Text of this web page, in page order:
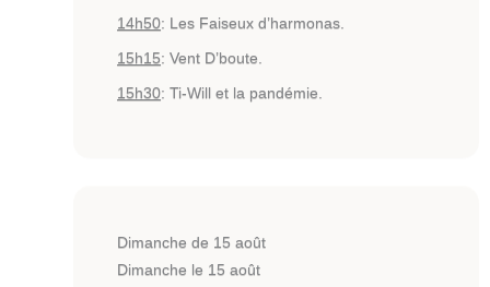
14h50: Les Faiseux d’harmonas.
15h15: Vent D’boute.
15h30: Ti-Will et la pandémie.
Dimanche de 15 août
Dimanche le 15 août